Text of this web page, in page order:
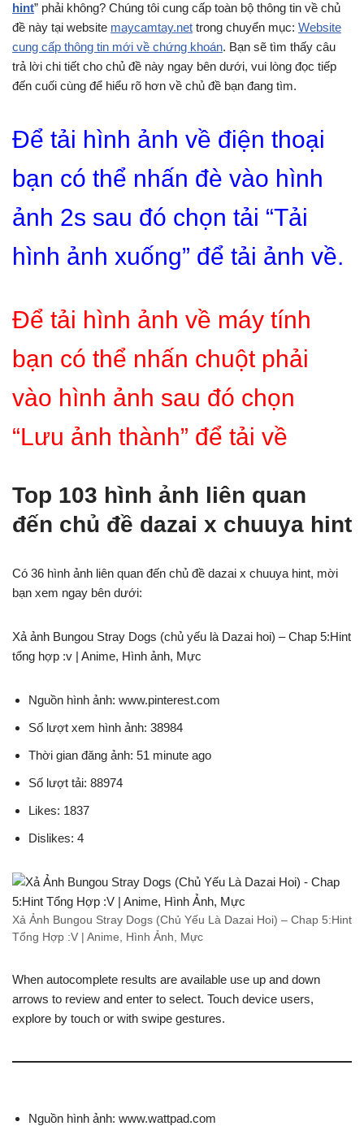
hint” phải không? Chúng tôi cung cấp toàn bộ thông tin về chủ
đề này tại website maycamtay.net trong chuyển mục: Website
cung cấp thông tin mới về chứng khoán. Bạn sẽ tìm thấy câu
trả lời chi tiết cho chủ đề này ngay bên dưới, vui lòng đọc tiếp
đến cuối cùng để hiểu rõ hơn về chủ đề bạn đang tìm.
Để tải hình ảnh về điện thoại
bạn có thể nhấn đè vào hình
ảnh 2s sau đó chọn tải “Tải
hình ảnh xuống” để tải ảnh về.
Để tải hình ảnh về máy tính
bạn có thể nhấn chuột phải
vào hình ảnh sau đó chọn
“Lưu ảnh thành” để tải về
Top 103 hình ảnh liên quan
đến chủ đề dazai x chuuya hint
Có 36 hình ảnh liên quan đến chủ đề dazai x chuuya hint, mời
bạn xem ngay bên dưới:
Xả ảnh Bungou Stray Dogs (chủ yếu là Dazai hoi) – Chap 5:Hint
tổng hợp :v | Anime, Hình ảnh, Mực
Nguồn hình ảnh: www.pinterest.com
Số lượt xem hình ảnh: 38984
Thời gian đăng ảnh: 51 minute ago
Số lượt tải: 88974
Likes: 1837
Dislikes: 4
Xả Ảnh Bungou Stray Dogs (Chủ Yếu Là Dazai Hoi) – Chap 5:Hint
Tổng Hợp :V | Anime, Hình Ảnh, Mực
When autocomplete results are available use up and down
arrows to review and enter to select. Touch device users,
explore by touch or with swipe gestures.
Nguồn hình ảnh: www.wattpad.com